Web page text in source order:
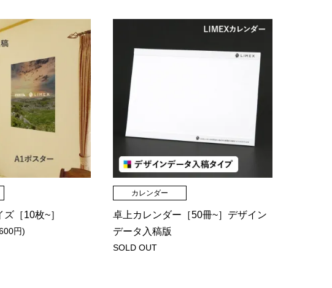
［10枚~］
円)
カレンダー
卓上カレンダー［50冊~］デザイン
データ入稿版
SOLD OUT